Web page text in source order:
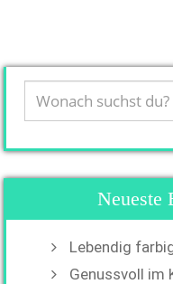
Neueste
Lebendig
Genussvoll im